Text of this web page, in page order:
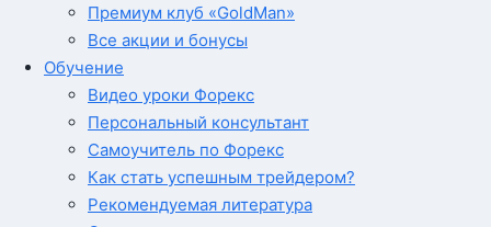
Премиум клуб «GoldMan»
Все акции и бонусы
Обучение
Видео уроки Форекс
Персональный консультант
Самоучитель по Форекс
Как стать успешным трейдером?
Рекомендуемая литература